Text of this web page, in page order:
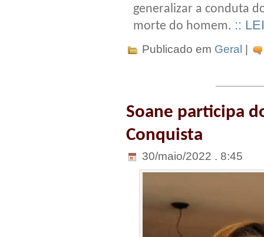
generalizar a conduta
morte do homem. ::
Publicado em Geral |
Soane participa
Conquista
30/maio/2022 . 8:45